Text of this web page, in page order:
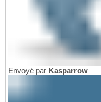
Envoyé par Kasparrow